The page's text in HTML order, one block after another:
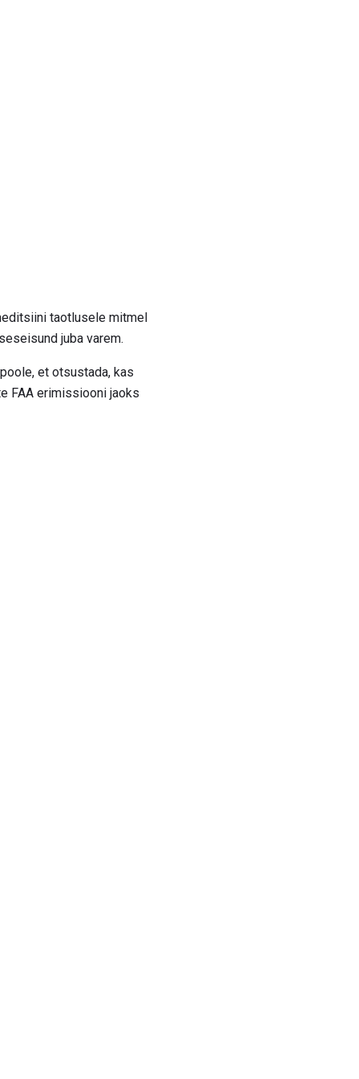
taotlusele mitmel
juba varem.
et otsustada, kas
FAA erimissiooni jaoks